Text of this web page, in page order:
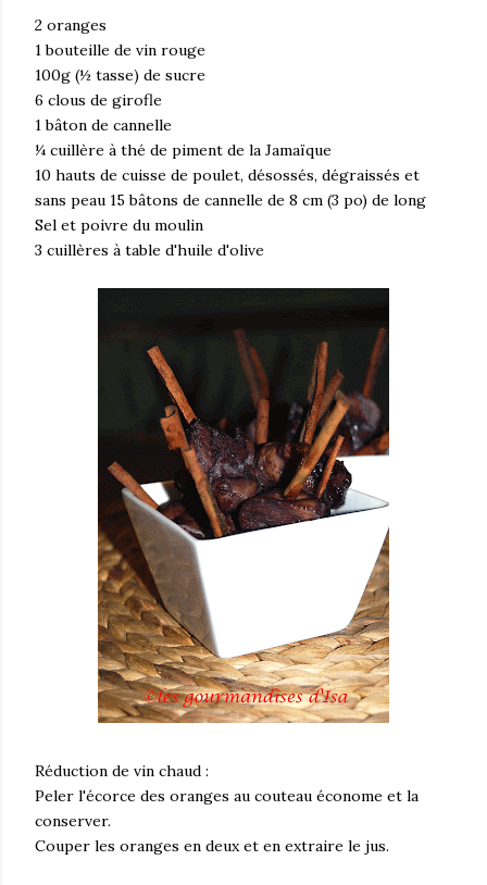
2 oranges
1 bouteille de vin rouge
100g (½ tasse) de sucre
6 clous de girofle
1 bâton de cannelle
¼ cuillère à thé de piment de la Jamaïque
10 hauts de cuisse de poulet, désossés, dégraissés et
sans peau 15 bâtons de cannelle de 8 cm (3 po) de long
Sel et poivre du moulin
3 cuillères à table d'huile d'olive
Réduction de vin chaud :
Peler l'écorce des oranges au couteau économe et la
conserver.
Couper les oranges en deux et en extraire le jus.